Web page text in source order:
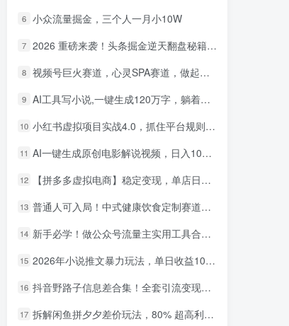
6 小众流量掘金，三个人一月小10W
7 2026 重磅来袭！头条掘金逆天翻盘秘籍，AI 一键打造爆款内容，只需简单复制粘贴，日入 1000 + 轻松实现！
8 视频号巨火赛道，心灵SPA赛道，做起来超简单，每天收益800+！
9 AI工具写小说,一键生成120万字，躺着也能赚，月入2w+！
10 小红书虚拟项目实战4.0，抓住平台规则调整，单店日入500+！
11 AI一键生成原创电影解说视频，日入1000+！
12 【拼多多虚拟电商】稳定变现，单店日利润500+，软件挂机全自动发货，轻松实现月入1w+！
13 普通人可入局！中式健康饮食定制赛道，AI 十分钟做爆款，变现超给力
14 新手必学！做公众号流量主实用工具合集，从选题到变现，一篇搞定（新手必备）
15 2026年小说推文暴力玩法，单日收益1000+，小白看完即可上手
16 抖音野路子信息差合集！全套引流变现玩法，保姆级拆解
17 拆解闲鱼拼夕夕差价玩法，80% 超高利润，日入轻松过千